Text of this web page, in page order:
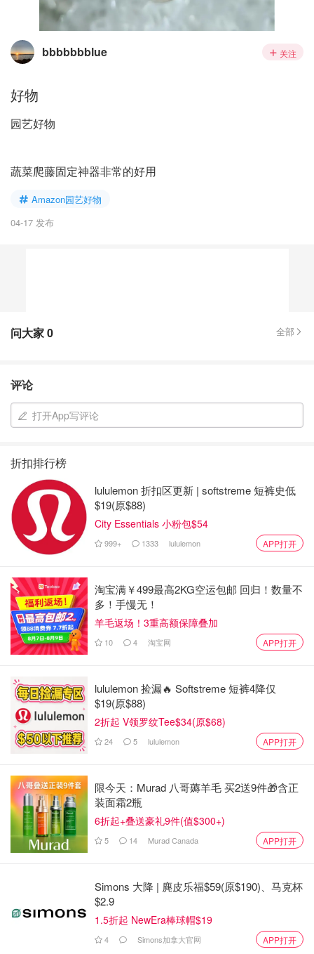
bbbbbbblue 关注
好物
园艺好物
蔬菜爬藤固定神器非常的好用
Amazon园艺好物
04-17 发布
问大家0 全部
评论
打开App写评论
折扣排行榜
lululemon 折扣区更新 | softstreme 短裤史低
$19(原$88)
City Essentials 小粉包$54
999+ 1333 lululemon APP打开
淘宝满￥499最高2KG空运包邮 回归！数量不
多！手慢无！
羊毛返场！3重高额保障叠加
10 4 淘宝网 APP打开
lululemon 捡漏🔥 Softstreme 短裤4降仅
$19(原$88)
2折起 V领罗纹Tee$34(原$68)
24 5 lululemon APP打开
限今天：Murad 八哥薅羊毛 买2送9件🎁含正
装面霜2瓶
6折起+叠送豪礼9件(值$300+)
5 14 Murad Canada APP打开
Simons 大降 | 麂皮乐福$59(原$190)、马克杯
$2.9
1.5折起 NewEra棒球帽$19
4 Simons加拿大官网 APP打开